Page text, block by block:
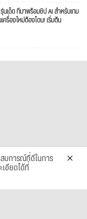
นเด็ด ที่มาพร้อมชิป AI สำหรับเกม
ครื่องใหม่ต้องโดน! เริ่มต้น
บการณ์ที่ดีในการ
อียดได้ที่